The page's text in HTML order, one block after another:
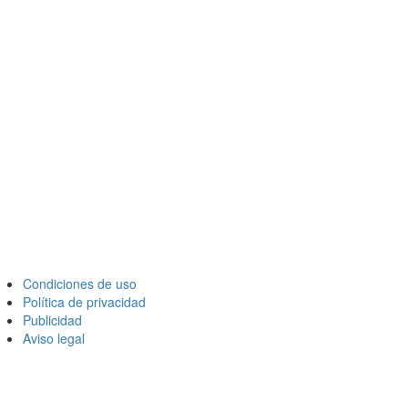
Condiciones de uso
Política de privacidad
Publicidad
Aviso legal